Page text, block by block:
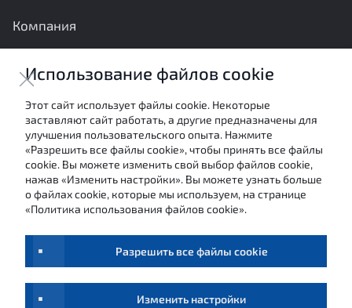
Компания
Отправить сообщение
Настоящие материалы являются собственностью
АНО «Межотраслевой экспертный центр» и не могут
быть использованы в каких-либо целях (в том числе
посредством цитирования или ссылки в средствах
массовой информации) без письменного согласия
авторов.
Обработка персональных данных
МЭЦ,
Использование файлов cookie
Этот сайт использует файлы cookie. Некоторые
заставляют сайт работать, а другие предназначены для
улучшения пользовательского опыта. Нажмите
«Разрешить все файлы cookie», чтобы принять все файлы
cookie. Вы можете изменить свой выбор файлов cookie,
нажав «Изменить настройки». Вы можете узнать больше
о файлах cookie, которые мы используем, на странице
«Политика использования файлов cookie».
Разрешить все файлы cookie
Изменить настройки